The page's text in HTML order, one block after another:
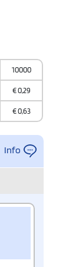
10000
€0,29
€0,63
Info